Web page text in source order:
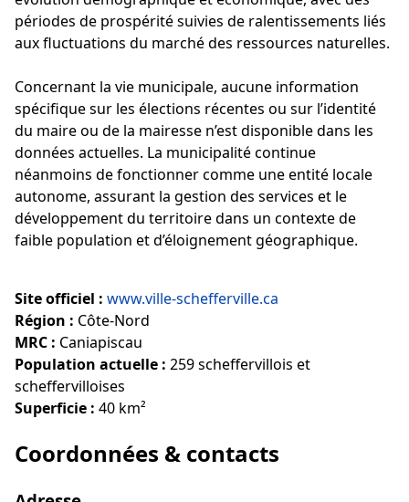
périodes de prospérité suivies de ralentissements liés
aux fluctuations du marché des ressources naturelles.
Concernant la vie municipale, aucune information
spécifique sur les élections récentes ou sur l’identité
du maire ou de la mairesse n’est disponible dans les
données actuelles. La municipalité continue
néanmoins de fonctionner comme une entité locale
autonome, assurant la gestion des services et le
développement du territoire dans un contexte de
faible population et d’éloignement géographique.
Site officiel : www.ville-schefferville.ca
Région : Côte-Nord
MRC : Caniapiscau
Population actuelle : 259 scheffervillois et
scheffervilloises
Superficie : 40 km²
Coordonnées & contacts